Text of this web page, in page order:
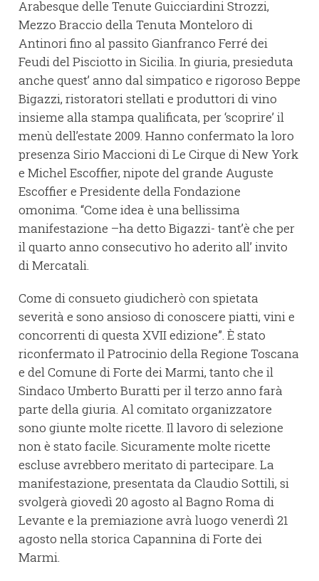
Arabesque delle Tenute Guicciardini Strozzi,
Mezzo Braccio della Tenuta Monteloro di
Antinori fino al passito Gianfranco Ferré dei
Feudi del Pisciotto in Sicilia. In giuria, presieduta
anche quest’ anno dal simpatico e rigoroso Beppe
Bigazzi, ristoratori stellati e produttori di vino
insieme alla stampa qualificata, per ‘scoprire’ il
menù dell’estate 2009. Hanno confermato la loro
presenza Sirio Maccioni di Le Cirque di New York
e Michel Escoffier, nipote del grande Auguste
Escoffier e Presidente della Fondazione
omonima. “Come idea è una bellissima
manifestazione –ha detto Bigazzi- tant’è che per
il quarto anno consecutivo ho aderito all’ invito
di Mercatali.
Come di consueto giudicherò con spietata
severità e sono ansioso di conoscere piatti, vini e
concorrenti di questa XVII edizione”. È stato
riconfermato il Patrocinio della Regione Toscana
e del Comune di Forte dei Marmi, tanto che il
Sindaco Umberto Buratti per il terzo anno farà
parte della giuria. Al comitato organizzatore
sono giunte molte ricette. Il lavoro di selezione
non è stato facile. Sicuramente molte ricette
escluse avrebbero meritato di partecipare. La
manifestazione, presentata da Claudio Sottili, si
svolgerà giovedì 20 agosto al Bagno Roma di
Levante e la premiazione avrà luogo venerdì 21
agosto nella storica Capannina di Forte dei
Marmi.